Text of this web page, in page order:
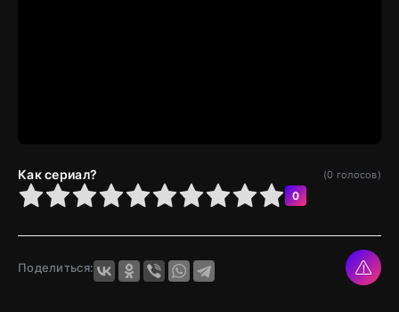
Как сериал? (0 голосов)
5 6 7 8 9 10 0
Поделиться: